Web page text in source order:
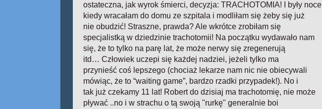
ostateczna, jak wyrok śmierci, decyzja: TRACHOTOMIA! I były noce
kiedy wracałam do domu ze szpitala i modliłam się żeby się już
nie obudzić! Straszne, prawda? Ale wkrótce zrobiłam się
specjalistką w dziedzinie trachotomii! Na początku wydawało nam
się, że to tylko na parę lat, że może nerwy się zregenerują
itd… Człowiek uczepi się każdej nadziei, jeżeli tylko ma
przynieść coś lepszego (chociaż lekarze nam nic nie obiecywali
mówiąc, że to “waiting game”, bardzo rzadki przypadek!). No i
tak już czekamy 11 lat! Robert do dzisiaj ma trachotomię, nie może
pływać ..no i w strachu o tą swoją "rurkę" generalnie boi